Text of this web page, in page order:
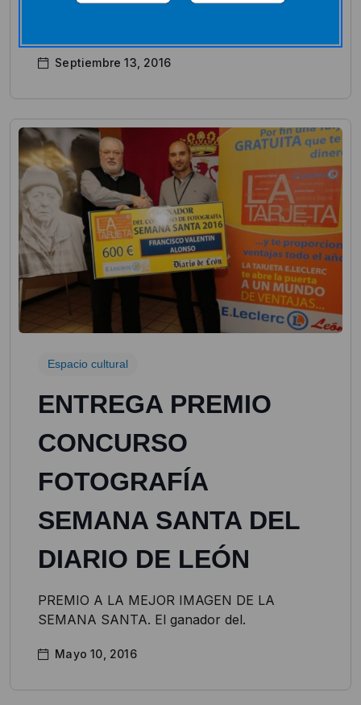
por acompañarnos en nuestro 19
Septiembre 13, 2016
Espacio cultural
ENTREGA PREMIO
CONCURSO
FOTOGRAFÍA
SEMANA SANTA DEL
DIARIO DE LEÓN
PREMIO A LA MEJOR IMAGEN DE LA
SEMANA SANTA. El ganador del.
Mayo 10, 2016